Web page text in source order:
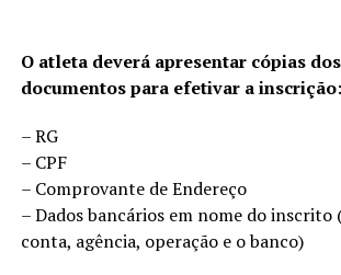
O atleta deverá apresentar cópias
documentos para efetivar a inscrição:
– RG
– CPF
– Comprovante de Endereço
– Dados bancários em nome do inscrito
conta, agência, operação e o banco)